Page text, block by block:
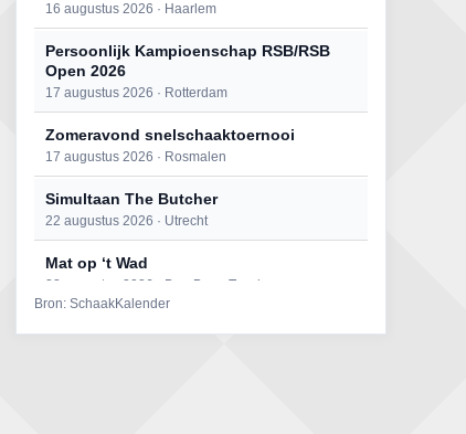
16 augustus 2026 · Haarlem
Persoonlijk Kampioenschap RSB/RSB
Open 2026
17 augustus 2026 · Rotterdam
Zomeravond snelschaaktoernooi
17 augustus 2026 · Rosmalen
Simultaan The Butcher
22 augustus 2026 · Utrecht
Mat op ‘t Wad
22 augustus 2026 · Den Burg, Texel
Bron: SchaakKalender